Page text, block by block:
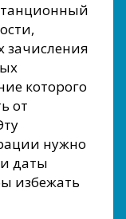
зачисления
которого
от
нужно
даты
избежать